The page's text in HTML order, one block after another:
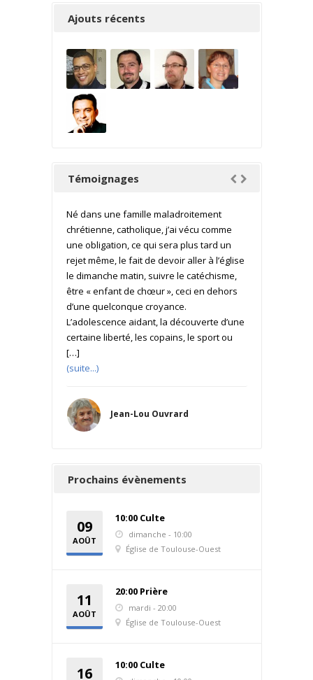
Ajouts récents
Témoignages
Né dans une famille maladroitement
chrétienne, catholique, j’ai vécu comme
une obligation, ce qui sera plus tard un
rejet même, le fait de devoir aller à l’église
le dimanche matin, suivre le catéchisme,
être « enfant de chœur », ceci en dehors
d’une quelconque croyance.
L’adolescence aidant, la découverte d’une
certaine liberté, les copains, le sport ou
[…]
(suite...)
Jean-Lou Ouvrard
Prochains évènements
09
AOÛT
10:00 Culte
dimanche - 10:00
Église de Toulouse-Ouest
11
AOÛT
20:00 Prière
mardi - 20:00
Église de Toulouse-Ouest
16 10:00 Culte